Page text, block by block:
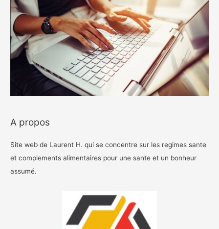
A propos
Site web de Laurent H. qui se concentre sur les regimes sante
et complements alimentaires pour une sante et un bonheur
assumé.